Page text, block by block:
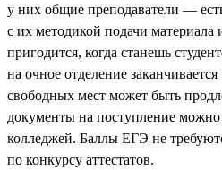
у них общие преподаватели —
с их методикой подачи материала
пригодится, когда станешь
на очное отделение
свободных мест может быть
документы на поступление
колледжей. Баллы ЕГЭ не
по конкурсу аттестатов.